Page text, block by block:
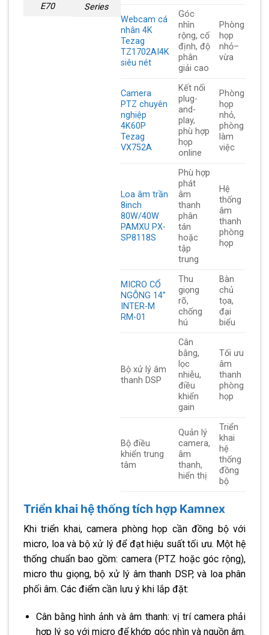
E70
Series
Webcam cá
nhân 4K
Tezag
TZ1702AI4K
siêu nét
Góc
nhìn
rộng, cố
định, độ
phân
giải cao
Phòng
họp
nhỏ–
vừa
Camera
PTZ chuyên
nghiệp
4K60P
Tezag
VX752A
Kết nối
plug-
and-
play,
phù hợp
họp
online
Phòng
họp
nhỏ,
phòng
làm
việc
Loa âm trần
8inch
80W/40W
PAMXU PX-
SP8118S
Phù hợp
phát
âm
thanh
phân
tán
hoặc
tập
trung
Hệ
thống
âm
thanh
phòng
họp
MICRO CỔ
NGỖNG 14”
INTER-M
RM-01
Thu
giọng
rõ,
chống
hú
Bàn
chủ
tọa,
đại
biểu
Bộ xử lý âm
thanh DSP
Cân
bằng,
lọc
nhiễu,
điều
khiển
gain
Tối ưu
âm
thanh
phòng
họp
Bộ điều
khiển trung
tâm
Quản lý
camera,
âm
thanh,
hiển thị
Triển
khai
hệ
thống
đồng
bộ
Triển khai hệ thống tích hợp Kamnex
Khi triển khai, camera phòng họp cần đồng bộ với
micro, loa và bộ xử lý để đạt hiệu suất tối ưu. Một hệ
thống chuẩn bao gồm: camera (PTZ hoặc góc rộng),
micro thu giọng, bộ xử lý âm thanh DSP, và loa phân
phối âm. Các điểm cần lưu ý khi lắp đặt:
Cân bằng hình ảnh và âm thanh: vị trí camera phải
hợp lý so với micro để khớp góc nhìn và nguồn âm.